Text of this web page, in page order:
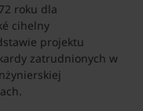
roku dla
cihelny
projektu
zatrudnionych w